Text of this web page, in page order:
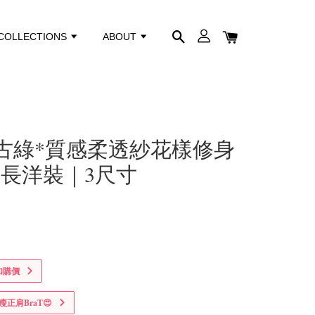
ABOUT
綠*質感柔透紗花樣修身
洋裝｜3尺寸
購價
正肩BraT😍